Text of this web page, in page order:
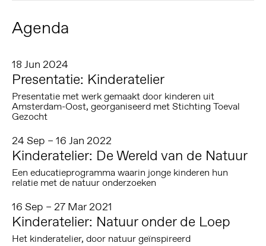
Agenda
18 Jun 2024
Presentatie: Kinderatelier
Presentatie met werk gemaakt door kinderen uit
Amsterdam-Oost, georganiseerd met Stichting Toeval
Gezocht
24 Sep – 16 Jan 2022
Kinderatelier: De Wereld van de Natuur
Een educatieprogramma waarin jonge kinderen hun
relatie met de natuur onderzoeken
16 Sep – 27 Mar 2021
Kinderatelier: Natuur onder de Loep
Het kinderatelier, door natuur geïnspireerd